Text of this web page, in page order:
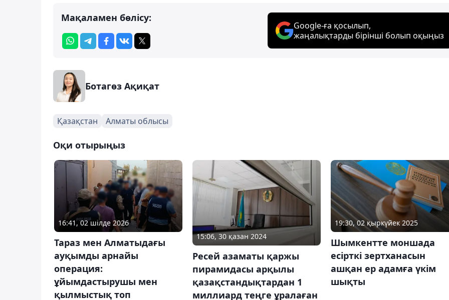
Мақаламен бөлісу:
Google-ға қосылып,
жаңалықтарды бірінші болып оқыңыз
Ботагөз Ақиқат
Қазақстан Алматы облысы
Оқи отырыңыз
16:41, 02 шілде 2026
Тараз мен Алматыдағы
ауқымды арнайы
операция:
ұйымдастырушы мен
қылмыстық топ
15:06, 30 қазан 2024
Ресей азаматы қаржы
пирамидасы арқылы
қазақстандықтардан 1
миллиард теңге ұралаған
19:30, 02 қыркүйек 2025
Шымкентте моншада
есірткі зертханасын
ашқан ер адамға үкім
шықты